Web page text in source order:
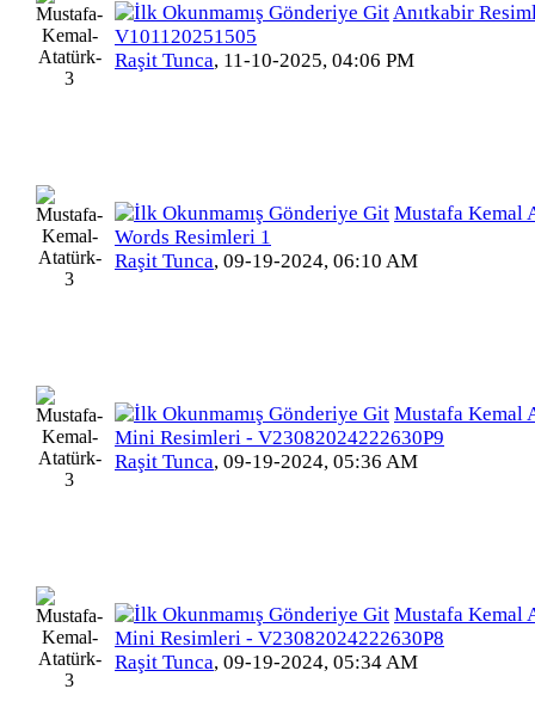
Anıtkabir
V101120251505
Raşit Tunca, 11-10-2025, 04:06 PM
Mustafa Kemal
Words Resimleri 1
Raşit Tunca, 09-19-2024, 06:10 AM
Mustafa Kemal
Mini Resimleri - V23082024222630P9
Raşit Tunca, 09-19-2024, 05:36 AM
Mustafa Kemal
Mini Resimleri - V23082024222630P8
Raşit Tunca, 09-19-2024, 05:34 AM